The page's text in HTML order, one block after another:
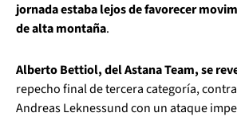
jornada estaba lejos de favorecer
de alta montaña.
Alberto Bettiol, del Astana Team, se
repecho final de tercera categoría,
Andreas Leknessund con un ataque